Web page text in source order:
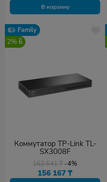
В корзину
Family
2%
Коммутатор TP-Link TL-
SX3008F
162 641₸ -4%
156 167₸